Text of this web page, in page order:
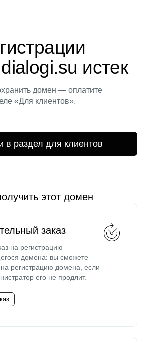
истек
домен — оплатите
«Для клиентов».
в раздел для клиентов
этот домен
заказ
на регистрацию
домена: вы сможете
на регистрацию домена, если
его не продлит.